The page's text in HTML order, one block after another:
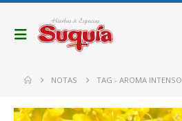
NOTAS TAG -AROMA INTENSO